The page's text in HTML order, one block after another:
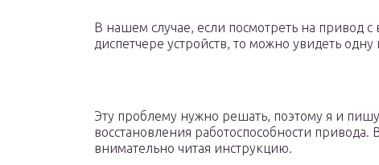
В нашем случае, если посмотреть на привод
диспетчере устройств, то можно увидеть
Эту проблему нужно решать, поэтому я и
восстановления работоспособности
внимательно читая инструкцию.